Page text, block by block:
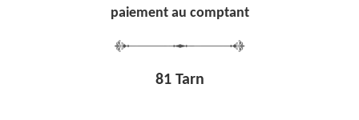
paiement au comptant
81 Tarn